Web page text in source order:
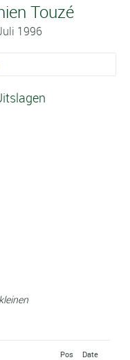
Touzé
1996
Pos Date